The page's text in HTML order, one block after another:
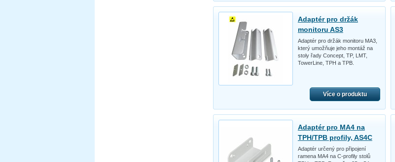
Adaptér pro držák
monitoru AS3
Adaptér pro držák monitoru MA3,
který umožňuje jeho montáž na
stoly řady Concept, TP, LMT,
TowerLine, TPH a TPB.
Více o produktu
Adaptér pro MA4 na
TPH/TPB profily, AS4C
Adaptér určený pro připojení
ramena MA4 na C-profily stolů